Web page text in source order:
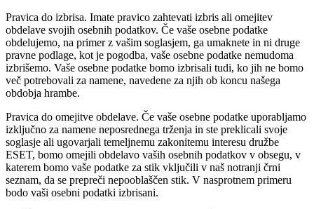
Pravica do izbrisa. Imate pravico zahtevati izbris ali omejitev
obdelave svojih osebnih podatkov. Če vaše osebne podatke
obdelujemo, na primer z vašim soglasjem, ga umaknete in ni druge
pravne podlage, kot je pogodba, vaše osebne podatke nemudoma
izbrišemo. Vaše osebne podatke bomo izbrisali tudi, ko jih ne bomo
več potrebovali za namene, navedene za njih ob koncu našega
obdobja hrambe.
Pravica do omejitve obdelave. Če vaše osebne podatke uporabljamo
izključno za namene neposrednega trženja in ste preklicali svoje
soglasje ali ugovarjali temeljnemu zakonitemu interesu družbe
ESET, bomo omejili obdelavo vaših osebnih podatkov v obsegu, v
katerem bomo vaše podatke za stik vključili v naš notranji črni
seznam, da se prepreči nepooblaščen stik. V nasprotnem primeru
bodo vaši osebni podatki izbrisani.